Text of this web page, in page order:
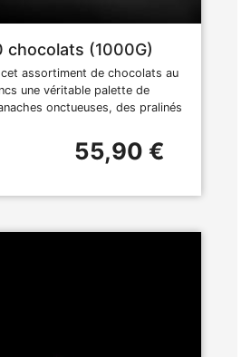
chocolats (1000G)
assortiment de chocolats au
une véritable palette de
onctueuses, des pralinés
55,90 €